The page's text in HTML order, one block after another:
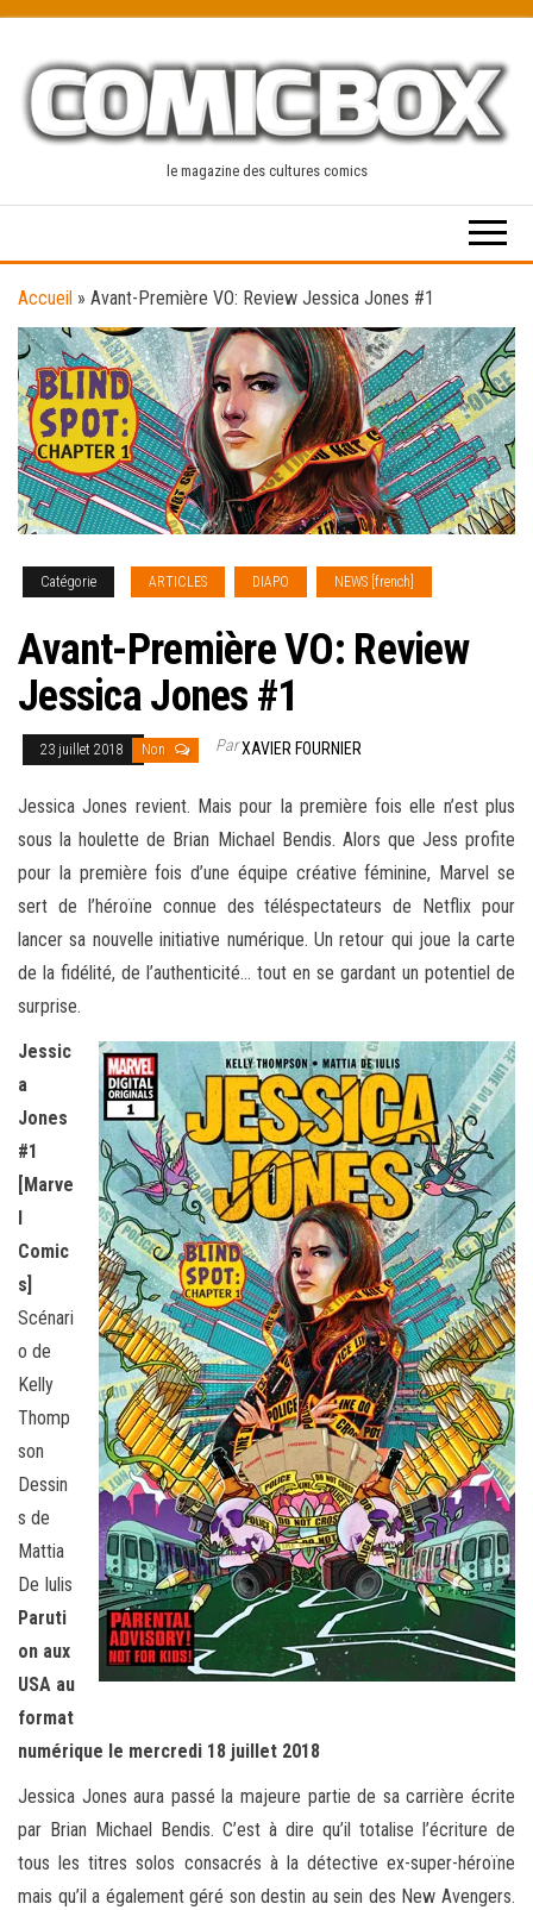
content
le magazine des cultures comics
Accueil » Avant-Première VO: Review Jessica Jones #1
Catégorie ARTICLES DIAPO NEWS [french]
Avant-Première VO: Review
Jessica Jones #1
23 juillet 2018 Non ParXAVIER FOURNIER
Jessica Jones revient. Mais pour la première fois elle n’est plus
sous la houlette de Brian Michael Bendis. Alors que Jess profite
pour la première fois d’une équipe créative féminine, Marvel se
sert de l’héroïne connue des téléspectateurs de Netflix pour
lancer sa nouvelle initiative numérique. Un retour qui joue la carte
de la fidélité, de l’authenticité… tout en se gardant un potentiel de
surprise.
Jessic
a
Jones
#1
[Marve
l
Comic
s]
Scénari
o de
Kelly
Thomp
son
Dessin
s de
Mattia
De Iulis
Paruti
on aux
USA au
format
numérique le mercredi 18 juillet 2018
Jessica Jones aura passé la majeure partie de sa carrière écrite
par Brian Michael Bendis. C’est à dire qu’il totalise l’écriture de
tous les titres solos consacrés à la détective ex-super-héroïne
mais qu’il a également géré son destin au sein des New Avengers.